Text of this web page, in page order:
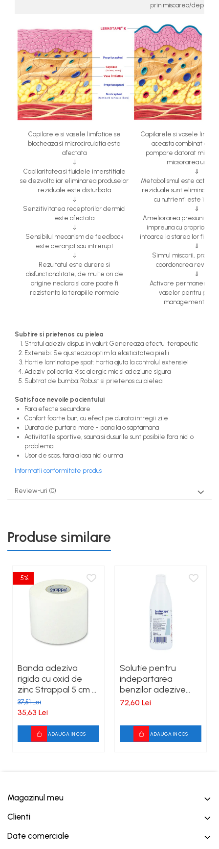
prin miscarea/
Capilarele si vasele limfatice se
blocheaza si microcirculatia este
afectata
⇓
Capilaritatea si fluidele interstitiale
se dezvolta iar eliminarea produselor
reziduale este disturbata
⇓
Senzitivitatea receptorilor dermici
este afectata
⇓
Sensibilul mecanism de feedback
este deranjat sau intrerupt
⇓
Rezultatul este durere si
disfunctionalitate, de multe ori de
origine neclara si care poate fi
rezistenta la terapiile normale
Capilarele si vasele
aceasta combinat cu
pompare datorat
micsorarea
⇓
Metabolismul este activat,
reziduale sunt eliminate,
cu nutrienti este
⇓
Ameliorarea presiunii pe
impreuna cu
intoarce la starea lor
⇓
Simtul miscarii,
coordonarea revin la
⇓
Activare permanenta a
vaselor pentru
managementul
Subtire si prietenos cu pielea
Stratul adeziv dispus in valuri: Genereaza efectul terapeutic
Extensibi: Se ajusteaza optim la elasticitatea pielii
Hartie laminata pe spat: Hartia ajuta la controlul extensiei
Adeziv poliacrila: Risc alergic mic si adeziune sigura
Subtrat de bumba: Robust si prietenos cu pielea
Satisface nevoile pacientului
Fara efecte secundare
Confort foarte bun, cu efect pe durata intregii zile
Durata de purtare mare - pana la o saptamana
Activitatile sportive, sauna si dusurile sunt posibile fara nici o
problema
Usor de scos, fara a lasa nici o urma
Informatii conformitate produs
Review-uri (0)
Produse similare
-5%
Banda adeziva
rigida cu oxid de
zinc Strappal 5 cm x
10 m Alb
37,51 Lei
35,63 Lei
ADAUGA IN COS
Solutie pentru
indepartarea
benzilor adezive
Leukotape Remover
72,60 Lei
ADAUGA IN COS
Magazinul meu
Clienti
Date comerciale